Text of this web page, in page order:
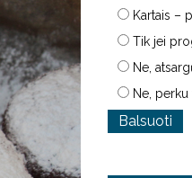
Kartais –
Tik jei
Ne,
Ne, perku